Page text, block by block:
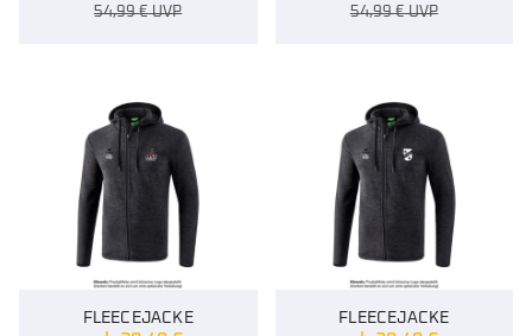
54,99€UVP 54,99€UVP
FLEECEJACKE FLEECEJACKE